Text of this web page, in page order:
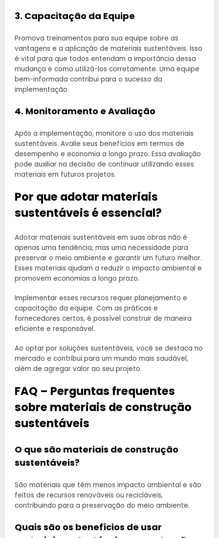
3. Capacitação da Equipe
Promova treinamentos para sua equipe sobre as
vantagens e a aplicação de materiais sustentáveis. Isso
é vital para que todos entendam a importância dessa
mudança e como utilizá-los corretamente. Uma equipe
bem-informada contribui para o sucesso da
implementação.
4. Monitoramento e Avaliação
Após a implementação, monitore o uso dos materiais
sustentáveis. Avalie seus benefícios em termos de
desempenho e economia a longo prazo. Essa avaliação
pode auxiliar na decisão de continuar utilizando esses
materiais em futuros projetos.
Por que adotar materiais
sustentáveis é essencial?
Adotar materiais sustentáveis em suas obras não é
apenas uma tendência, mas uma necessidade para
preservar o meio ambiente e garantir um futuro melhor.
Esses materiais ajudam a reduzir o impacto ambiental e
promovem economias a longo prazo.
Implementar esses recursos requer planejamento e
capacitação da equipe. Com as práticas e
fornecedores certos, é possível construir de maneira
eficiente e responsável.
Ao optar por soluções sustentáveis, você se destaca no
mercado e contribui para um mundo mais saudável,
além de agregar valor ao seu projeto.
FAQ – Perguntas frequentes
sobre materiais de construção
sustentáveis
O que são materiais de construção
sustentáveis?
São materiais que têm menos impacto ambiental e são
feitos de recursos renováveis ou recicláveis,
contribuindo para a preservação do meio ambiente.
Quais são os benefícios de usar